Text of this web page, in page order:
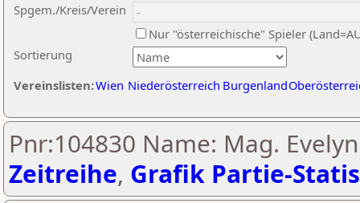
Sortierung
Spgem./Kreis/Verein
Nur "österreichische" Spieler
Vereinslisten:Wien Niederösterreich Burgenland
Pnr:104830 Name: Mag.
Zeitreihe, Grafik Partie-